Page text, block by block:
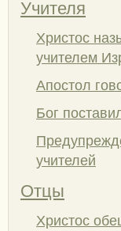
Учителя
Христос
учителем
Апостол
Бог
учителей
Отцы
Христос